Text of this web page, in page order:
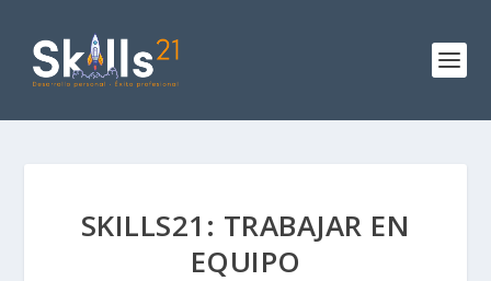
SKILLS21: TRABAJAR EN
EQUIPO